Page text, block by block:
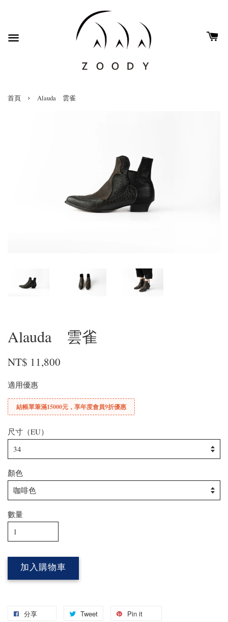
首頁 › Alauda 雲雀
Alauda 雲雀
NT$ 11,800
適用優惠
結帳單筆滿15000元，享年度會員9折優惠
尺寸（EU）
顏色
數量
加入購物車
分享 Tweet Pin it